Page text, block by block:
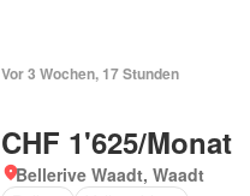
Vor 3 Wochen, 17 Stunden
CHF 1'625/Monat
Bellerive Waadt, Waadt